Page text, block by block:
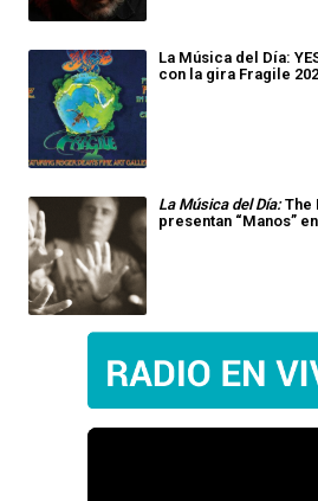
La Música del Día:
con la gira Fragile
La Música del Día:The
presentan “Manos”